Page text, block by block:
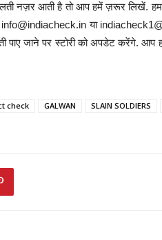
नज़र आती है तो आप हमें ज़रूर लिखें. हम
info@indiacheck.in या
जाने पर स्टोरी को अपडेट करेंगे. आप
check GALWAN SLAIN SOLDIERS